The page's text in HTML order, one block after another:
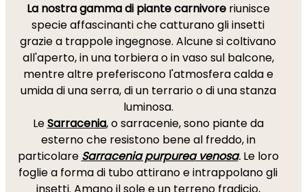
La nostra gamma di piante carnivoreriunisce
specie affascinanti che catturano gli insetti
grazie a trappole ingegnose. Alcune si coltivano
all'aperto, in una torbiera o in vaso sul balcone,
mentre altre preferiscono l'atmosfera calda e
umida di una serra, di un terrario o di una stanza
luminosa.
LeSarracenia, o sarracenie, sono piante da
esterno che resistono bene al freddo, in
particolare Sarracenia purpureavenosa.Le loro
foglie a forma di tubo attirano e intrappolano gli